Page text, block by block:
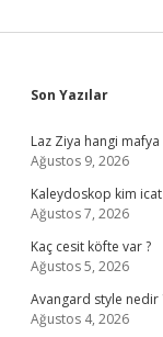
Sidebar
Son Yazılar
Laz Ziya hangi mafya
Ağustos 9, 2026
Kaleydoskop kim
Ağustos 7, 2026
Kaç cesit köfte var ?
Ağustos 5, 2026
Avangard style nedir
Ağustos 4, 2026